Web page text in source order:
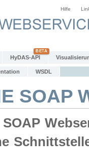
Hilfe
HyDAS-API
WSDL
SOAP
SOAP